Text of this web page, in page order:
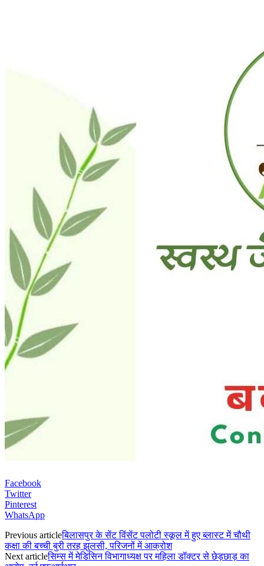
Facebook
Twitter
Pinterest
WhatsApp
Previous articleबिलासपुर के सेंट विंसेंट पलोटी स्कूल में हुए ब्लास्ट में चौथी
कक्षा की बच्ची बुरी तरह झुलसी, परिजनों में आक्रोश
Next articleसिम्स में मेडिसिन विभागाध्यक्ष पर महिला डॉक्टर से छेड़छाड़ का